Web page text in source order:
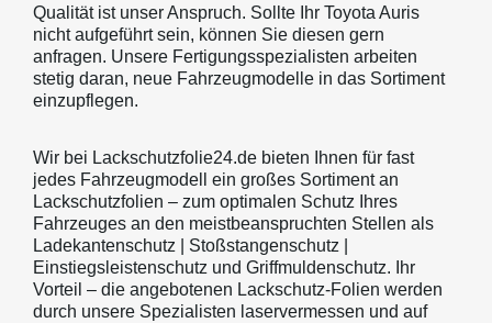
Qualität ist unser Anspruch. Sollte Ihr Toyota Auris
nicht aufgeführt sein, können Sie diesen gern
anfragen. Unsere Fertigungsspezialisten arbeiten
stetig daran, neue Fahrzeugmodelle in das Sortiment
einzupflegen.
Wir bei Lackschutzfolie24.de bieten Ihnen für fast
jedes Fahrzeugmodell ein großes Sortiment an
Lackschutzfolien – zum optimalen Schutz Ihres
Fahrzeuges an den meistbeanspruchten Stellen als
Ladekantenschutz | Stoßstangenschutz |
Einstiegsleistenschutz und Griffmuldenschutz. Ihr
Vorteil – die angebotenen Lackschutz-Folien werden
durch unsere Spezialisten laservermessen und auf